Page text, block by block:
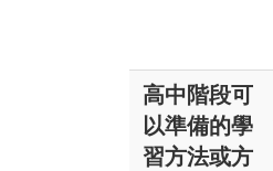
高中階段可
以準備的學
習方法或方